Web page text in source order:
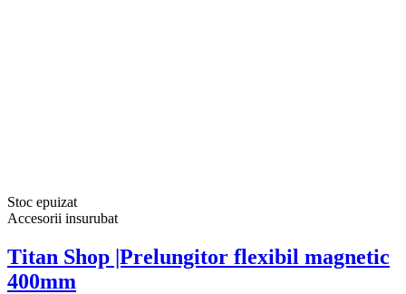
Stoc epuizat
Accesorii insurubat
Titan Shop |Prelungitor flexibil magnetic
400mm